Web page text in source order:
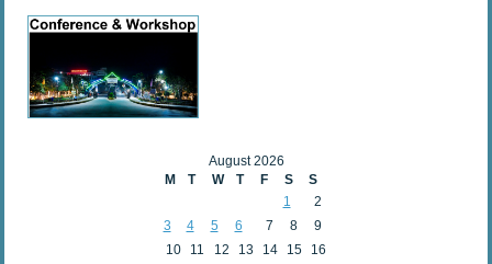
August 2026
M
T W T F S
S
1
2
3
4 5 6 7 8
9
10
11 12 13 14 15
16